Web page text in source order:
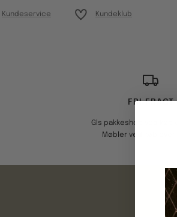
Kundeservice Kundeklub
FRI FRAGT
Gls pakkeshop ved køb
Møbler ved køb over